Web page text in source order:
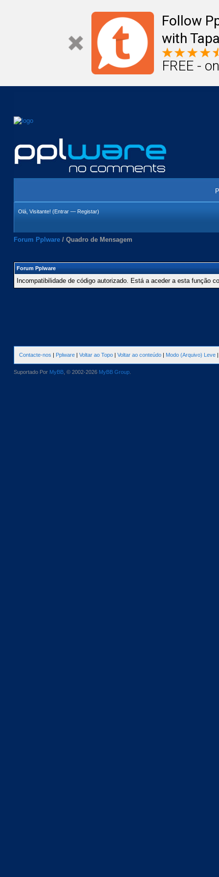
Follow
with
FREE -
Olá, Visitante! (Entrar — Registar)
Forum Pplware / Quadro de Mensagem
Forum Pplware
Incompatibilidade de código autorizado. Está a aceder a esta função
Contacte-nos | Pplware | Voltar ao Topo | Voltar ao conteúdo | Modo (Arquivo) Leve
Suportado Por MyBB , © 2002-2026 MyBB Group